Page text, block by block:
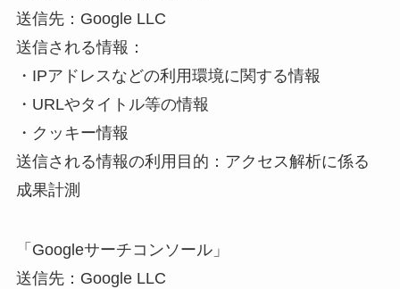
送信先：Google LLC
送信される情報：
・IPアドレスなどの利用環境に関する情報
・URLやタイトル等の情報
・クッキー情報
送信される情報の利用目的：アクセス解析に係る
成果計測
「Googleサーチコンソール」
送信先：Google LLC